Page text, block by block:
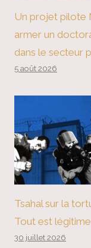
Un projet pilote
armer un
dans le secteur
5 août 2026
Tsahal sur la
Tout est
30 juillet 2026